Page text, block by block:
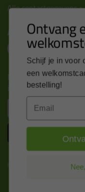
Alle contactgegevens >
Altijd op de hoogte
Nieuws, tips en
inbox
Kitcentrum is trots op:
Ontvang
Schijf je in voor
een
bestelling!